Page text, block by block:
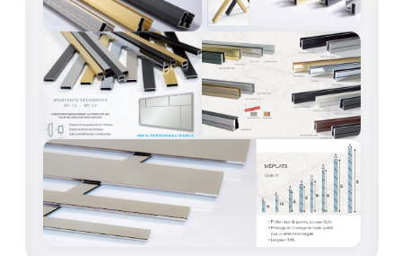
LE CATALOGUE ACCESSOIRES
(STROMBINOSCOPE)
ACCESSOIRES EN PROMOTIONS
EXEMPLES, RÉALISATIONS, INSPIRATIONS
COMMENT COUPER DU VERRE ?
CONSEILS / AIDE